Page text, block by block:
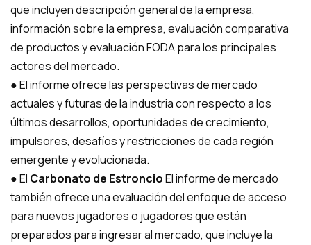
que incluyen descripción general de la empresa,
información sobre la empresa, evaluación comparativa
de productos y evaluación FODA para los principales
actores del mercado.
● El informe ofrece las perspectivas de mercado
actuales y futuras de la industria con respecto a los
últimos desarrollos, oportunidades de crecimiento,
impulsores, desafíos y restricciones de cada región
emergente y evolucionada.
● El Carbonato de EstroncioEl informe de mercado
también ofrece una evaluación del enfoque de acceso
para nuevos jugadores o jugadores que están
preparados para ingresar al mercado, que incluye la